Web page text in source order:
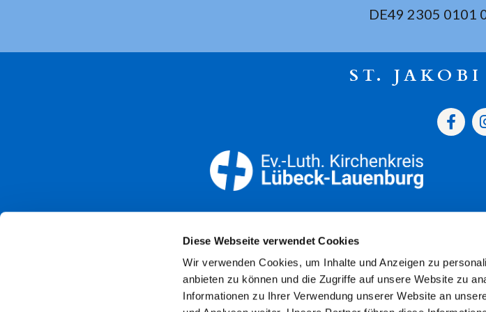
Diese Webseite verwendet Cookies
Wir verwenden Cookies, um Inhalte und Anzeigen zu
anbieten zu können und die Zugriffe auf unsere Website zu
Informationen zu Ihrer Verwendung unserer Website an
DE49 2305 0101
ST.
Öffnungszeiten
Impressum